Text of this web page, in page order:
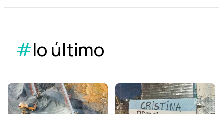
#lo último